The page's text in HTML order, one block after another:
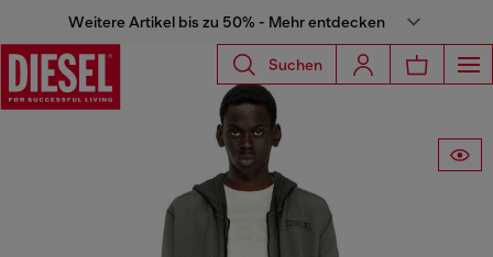
Weitere Artikel bis zu 50% - Mehr entdecken
Suchen